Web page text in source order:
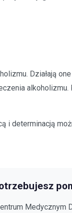
Działają
i determinacją
Medycznym